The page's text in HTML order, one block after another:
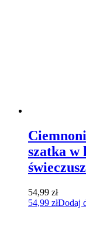
szatka w
54,99 zł
54,99 złDodaj